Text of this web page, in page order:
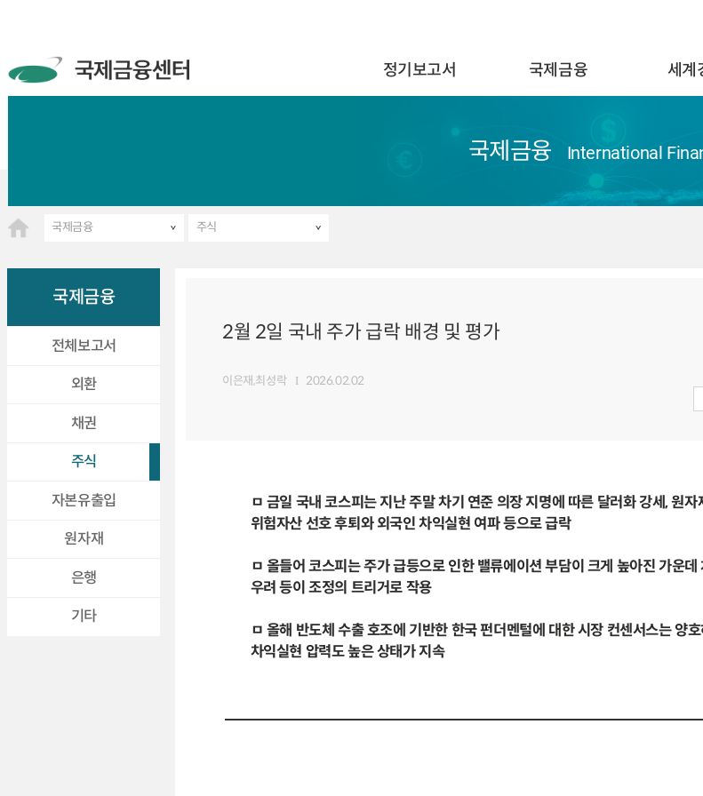
정기보고서 국제금융 세계
국제금융 International
국제금융 주식
국제금융
전체보고서
외환
채권
주식
자본유출입
원자재
은행
기타
2월 2일 국내 주가 급락 배경 및 평가
이은재,최성락 2026.02.02
ㅁ 금일 국내 코스피는 지난 주말 차기 연준 의장 지명에 따른 달러화 강세, 원
위험자산 선호 후퇴와 외국인 차익실현 여파 등으로 급락
ㅁ 올들어 코스피는 주가 급등으로 인한 밸류에이션 부담이 크게 높아진 가운
우려 등이 조정의 트리거로 작용
ㅁ 올해 반도체 수출 호조에 기반한 한국 펀더멘털에 대한 시장 컨센서스는 양
차익실현 압력도 높은 상태가 지속